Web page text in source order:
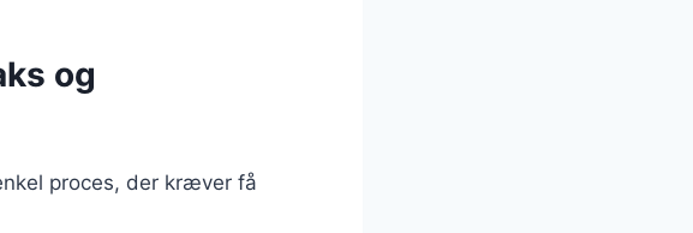
og
proces, der kræver få